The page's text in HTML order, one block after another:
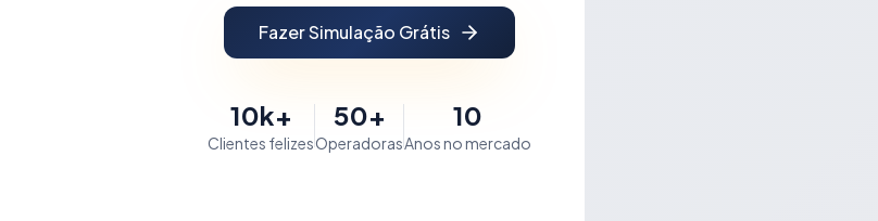
Fazer Simulação Grátis
10k+
Clientes felizes
50+
Operadoras
10
Anos no mercado